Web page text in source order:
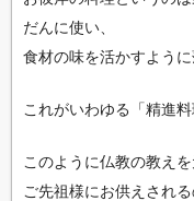
だんに使い、
食材の味を活かすよう
これがいわゆる「精進料
このように仏教の教え
ご先祖様にお供えされる